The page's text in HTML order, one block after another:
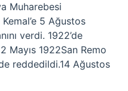
Muharebesi
5 Ağustos
verdi. 1922’de
Mayıs 1922San Remo
reddedildi.14 Ağustos